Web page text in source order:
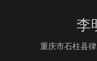
李
重庆市石柱县